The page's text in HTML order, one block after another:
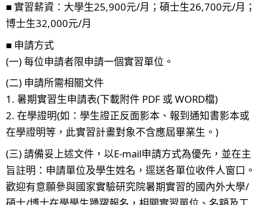
■ 實習薪資：大學生25,900元/月；碩士生26,700元/月；
博士生32,000元/月
■ 申請方式
(一) 每位申請者限申請一個實習單位。
(二) 申請所需相關文件
1. 暑期實習生申請表(下載附件 PDF 或 WORD檔)
2. 在學證明(如：學生證正反面影本、報到通知書影本或
在學證明等，此實習計畫對象不含應屆畢業生。)
(三) 請備妥上述文件，以E-mail申請方式為優先，並在主
旨註明：申請單位及學生姓名，逕送各單位收件人窗口。
歡迎有意願參與國家實驗研究院暑期實習的國內外大學/